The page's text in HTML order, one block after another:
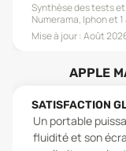
Synthèse des tests
Numerama, Iphonet
Mise à jour :Août
APPLE
SATISFACTION
Un portable
fluidité et son